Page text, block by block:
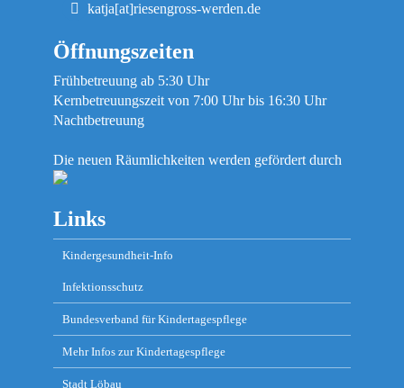
katja[at]riesengross-werden.de
Öffnungszeiten
Frühbetreuung ab 5:30 Uhr
Kernbetreuungszeit von 7:00 Uhr bis 16:30 Uhr
Nachtbetreuung
Die neuen Räumlichkeiten werden gefördert durch
Links
Kindergesundheit-Info
Infektionsschutz
Bundesverband für Kindertagespflege
Mehr Infos zur Kindertagespflege
Stadt Löbau